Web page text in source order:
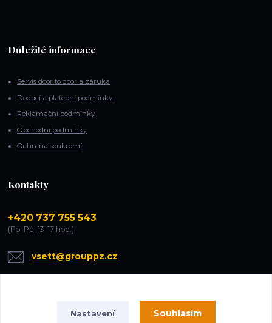
Důležité informace
Servis door to door a záruka
Dodací a platební podmínky
Reklamační podmínky
Obchodní podmínky
Ochrana soukromí
Kontakty
+420 737 755 543
(Po-Pá, 13-17 hod.)
vsett@grouppz.cz
Nastavení Souhlasím